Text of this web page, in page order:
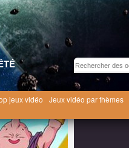
jeux vidéo Jeux vidéo par thèmes
- Partie 2 [2020]